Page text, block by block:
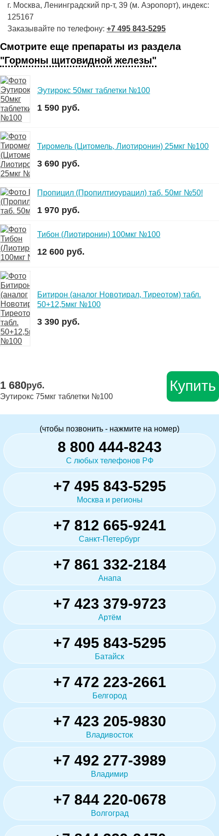
г. Москва, Ленинградский пр-т, 39 (м. Аэропорт), индекс:
125167
Заказывайте по телефону: +7 495 843-5295
Смотрите еще препараты из раздела
"Гормоны щитовидной железы"
Эутирокс 50мкг таблетки №100
1 590 руб.
Тиромель (Цитомель, Лиотиронин) 25мкг №100
3 690 руб.
Пропицил (Пропилтиоурацил) таб. 50мг №50!
1 970 руб.
Тибон (Лиотиронин) 100мкг №100
12 600 руб.
Битирон (аналог Новотирал, Тиреотом) табл.
50+12,5мкг №100
3 390 руб.
1 680руб.
Эутирокс 75мкг таблетки №100
Купить
(чтобы позвонить - нажмите на номер)
8 800 444-8243
С любых телефонов РФ
+7 495 843-5295
Москва и регионы
+7 812 665-9241
Санкт-Петербург
+7 861 332-2184
Анапа
+7 423 379-9723
Артём
+7 495 843-5295
Батайск
+7 472 223-2661
Белгород
+7 423 205-9830
Владивосток
+7 492 277-3989
Владимир
+7 844 220-0678
Волгоград